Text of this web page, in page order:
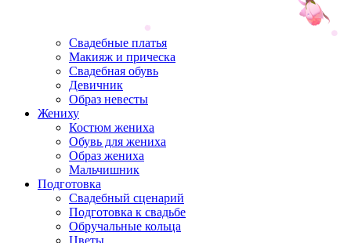
Свадебные платья
Макияж и прическа
Свадебная обувь
Девичник
Образ невесты
Жениху
Костюм жениха
Обувь для жениха
Образ жениха
Мальчишник
Подготовка
Свадебный сценарий
Подготовка к свадьбе
Обручальные кольца
Цветы